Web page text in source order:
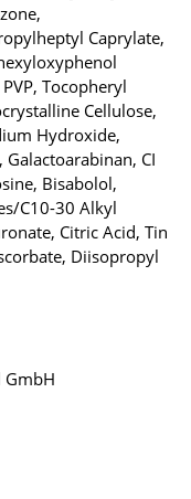
Caprylate,
Tocopheryl
Cellulose,
Hydroxide,
CI
Bisabolol,
C10-30 Alkyl
Citric Acid, Tin
Diisopropyl
GmbH